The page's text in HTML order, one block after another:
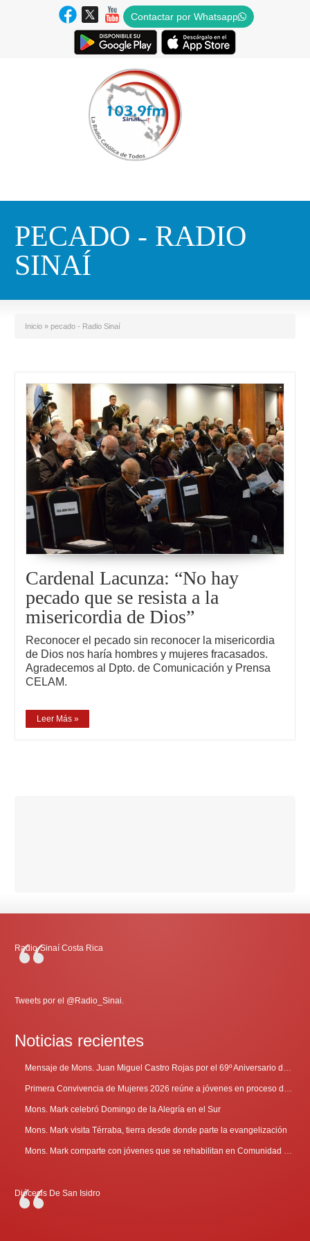
Contactar por Whatsapp
PECADO - RADIO
SINAÍ
Inicio » pecado - Radio Sinaí
Cardenal Lacunza: “No hay
pecado que se resista a la
misericordia de Dios”
Reconocer el pecado sin reconocer la misericordia
de Dios nos haría hombres y mujeres fracasados.
Agradecemos al Dpto. de Comunicación y Prensa
CELAM.
Leer Más »
Radio-Sinaí Costa Rica
Tweets por el @Radio_Sinai.
Noticias recientes
Mensaje de Mons. Juan Miguel Castro Rojas por el 69º Aniversario de Radio Sinaí
Primera Convivencia de Mujeres 2026 reúne a jóvenes en proceso de discernimiento vocacional
Mons. Mark celebró Domingo de la Alegría en el Sur
Mons. Mark visita Térraba, tierra desde donde parte la evangelización
Mons. Mark comparte con jóvenes que se rehabilitan en Comunidad Cenáculo
Diócesis De San Isidro